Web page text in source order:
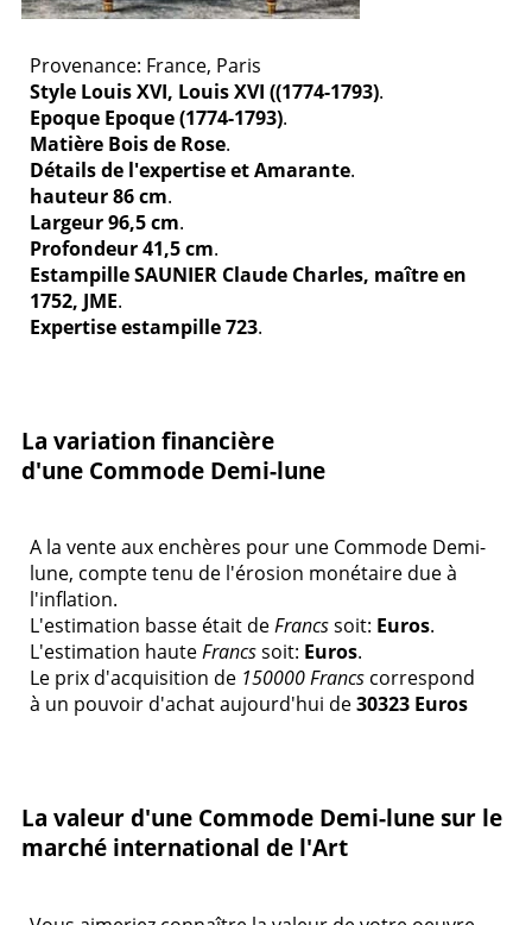
Provenance: France, Paris
Style Louis XVI, Louis XVI ((1774-1793).
Epoque Epoque (1774-1793).
Matière Bois de Rose.
Détails de l'expertise et Amarante.
hauteur 86 cm.
Largeur 96,5 cm.
Profondeur 41,5 cm.
Estampille SAUNIER Claude Charles, maître en
1752, JME.
Expertise estampille 723.
La variation financière
d'une Commode Demi-lune
A la vente aux enchères pour une Commode Demi-
lune, compte tenu de l'érosion monétaire due à
l'inflation.
L'estimation basse était deFrancssoit: Euros.
L'estimation hauteFrancssoit: Euros.
Le prix d'acquisition de 150000 Francs correspond
à un pouvoir d'achat aujourd'hui de30323 Euros
La valeur d'une Commode Demi-lune sur le
marché international de l'Art